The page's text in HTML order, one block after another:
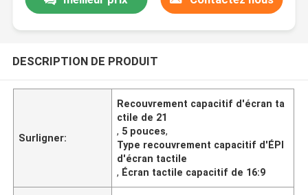
DESCRIPTION DE PRODUIT
Surligner:
Recouvrement capacitif d'écran ta
ctile de 21
, 5 pouces,
Type recouvrement capacitif d'ÉPI
d'écran tactile
, Écran tactile capacitif de 16:9